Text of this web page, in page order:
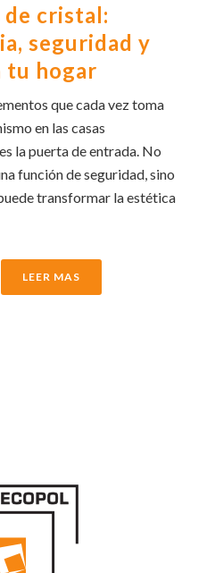
de cristal:
seguridad y
tu hogar
que cada vez toma
en las casas
la puerta de entrada. No
función de seguridad, sino
transformar la estética
LEER MAS